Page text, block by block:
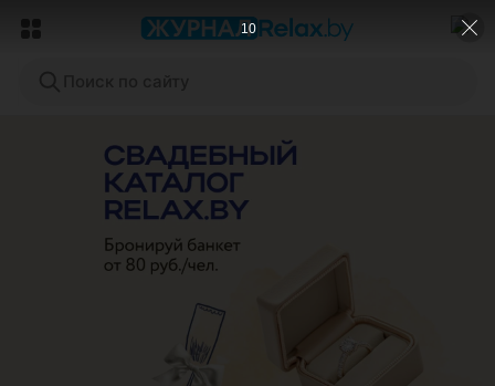
9